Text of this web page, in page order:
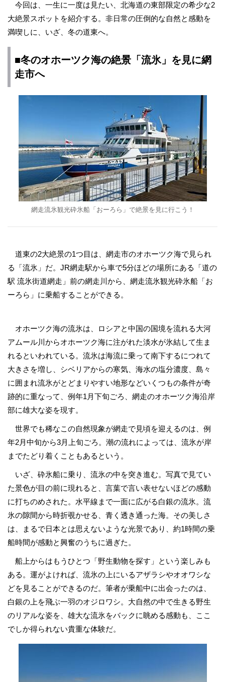
今回は、一生に一度は見たい、北海道の東部限定の希少な2
大絶景スポットを紹介する。非日常の圧倒的な自然と感動を
満喫しに、いざ、冬の道東へ。
■冬のオホーツク海の絶景「流氷」を見に網
走市へ
網走流氷観光砕氷船「おーろら」で絶景を見に行こう！
道東の2大絶景の1つ目は、網走市のオホーツク海で見られ
る「流氷」だ。JR網走駅から車で5分ほどの場所にある「道の
駅 流氷街道網走」前の網走川から、網走流氷観光砕氷船「お
ーろら」に乗船することができる。
オホーツク海の流氷は、ロシアと中国の国境を流れる大河
アムール川からオホーツク海に注がれた淡水が氷結して生ま
れるといわれている。流氷は海流に乗って南下するにつれて
大きさを増し、シベリアからの寒気、海水の塩分濃度、島々
に囲まれ流氷がとどまりやすい地形などいくつもの条件が奇
跡的に重なって、例年1月下旬ごろ、網走のオホーツク海沿岸
部に雄大な姿を現す。
世界でも稀なこの自然現象が網走で見頃を迎えるのは、例
年2月中旬から3月上旬ごろ。潮の流れによっては、流氷が岸
までたどり着くこともあるという。
いざ、砕氷船に乗り、流氷の中を突き進む。写真で見てい
た景色が目の前に現れると、言葉で言い表せないほどの感動
に打ちのめされた。水平線まで一面に広がる白銀の流氷。流
氷の隙間から時折覗かせる、青く透き通った海。その美しさ
は、まるで日本とは思えないような光景であり、約1時間の乗
船時間が感動と興奮のうちに過ぎた。
船上からはもうひとつ「野生動物を探す」という楽しみも
ある。運がよければ、流氷の上にいるアザラシやオオワシな
どを見ることができるのだ。筆者が乗船中に出会ったのは、
白銀の上を飛ぶ一羽のオジロワシ。大自然の中で生きる野生
のリアルな姿を、雄大な流氷をバックに眺める感動も、ここ
でしか得られない貴重な体験だ。